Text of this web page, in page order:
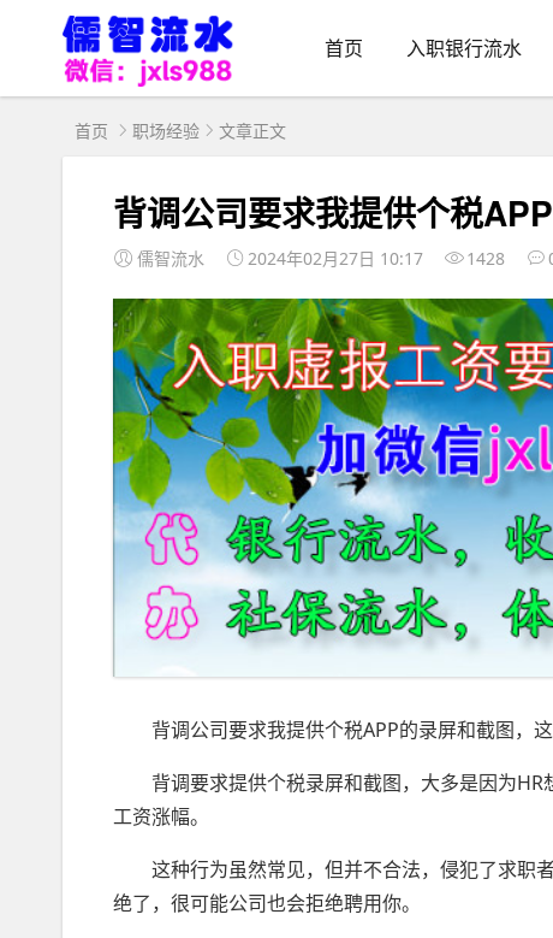
首页 入职银行流水
首页 职场经验 文章正文
背调公司要求我提供个税
儒智流水 2024年02月27日 10:17 1428
背调公司要求我提供个税APP的录屏和截图，这
背调要求提供个税录屏和截图，大多是因为HR
工资涨幅。
这种行为虽然常见，但并不合法，侵犯了求职
绝了，很可能公司也会拒绝聘用你。